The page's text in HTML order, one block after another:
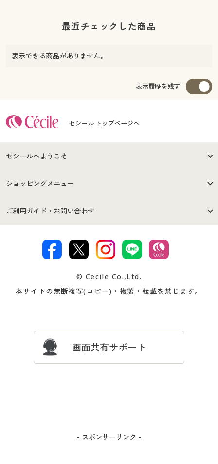
最近チェックした商品
表示できる商品がありません。
表示履歴を残す
セシール トップページへ
セシールへようこそ
はじめての方へ
セシールご利用規約
著作権・商標について 会社案内
ショッピングメニュー
商品カテゴリ
プレゼント＆キャンペーン サイトマップ
ご利用ガイド・お問い合わせ
交換・返品は お支払は
ついて
忘れの場合
© Cecile Co.,Ltd.
本サイトの無断複写(コピー)・複製・転載を禁じます。
画面共有サポート
- スポンサーリンク -